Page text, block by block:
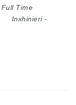
Full Time
Inxhinieri-